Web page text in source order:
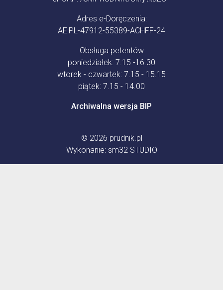
Adres e-Doręczenia:
AE:PL-47912-55389-ACHFF-24
Obsługa petentów
poniedziałek: 7.15 -16.30
wtorek - czwartek: 7.15 - 15.15
piątek: 7.15 - 14.00
Archiwalna wersja BIP
© 2026 prudnik.pl
Wykonanie: sm32 STUDIO